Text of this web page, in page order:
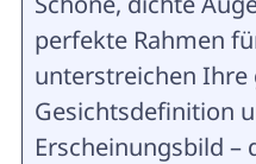
perfekte Rahmen
unterstreichen Ihre
Gesichtsdefinition
Erscheinungsbild –